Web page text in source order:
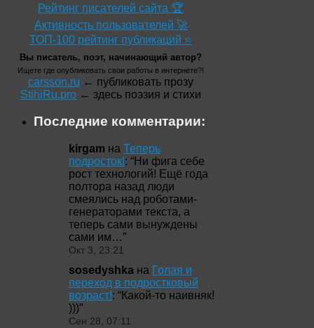
Рейтинг писателей сайта 🏆
Активность пользователей 🚀
ТОП-100 рейтинг публикаций ⭐
Вы писатель, поэт, начинающий автор?
Ищете где опубликовать свои работы в интернете?!
carsson.ru ← публиковать прозу
StihiRu.pro ← здесь поэзия и стихи
Последние комментарии:
kirgam на Теперь
подросток!: “Ни фига себе
рост технологий! Ещё года
полтора назад люди
смеялись над роботами-
генераторами текста, а
теперь сами вынуждены
сами им…”
Окт 3, 23:21
sosedyshka на Голая и
переход в подростковый
возраст!: “Какой-то наивняк!
)))”
Сен 28, 07:11